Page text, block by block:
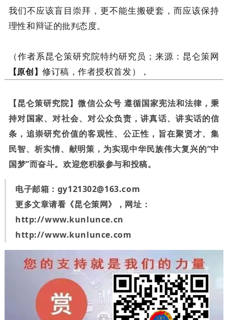
我们不应该盲目崇拜，更不能生搬硬套，而应该保持
理性和辩证的批判态度。
（作者系昆仑策研究院特约研究员；来源：昆仑策网
【原创】修订稿，作者授权首发），
【昆仑策研究院】微信公众号 遵循国家宪法和法律，秉
持对国家、对社会、对公众负责，讲真话、讲实话的信
条，追崇研究价值的客观性、公正性，旨在聚贤才、集
民智、析实情、献明策，为实现中华民族伟大复兴的“中
国梦”而奋斗。欢迎您积极参与和投稿。
电子邮箱： gy121302@163.com
更多文章请看《昆仑策网》，网址：
http://www.kunlunce.cn
http://www.kunlunce.com